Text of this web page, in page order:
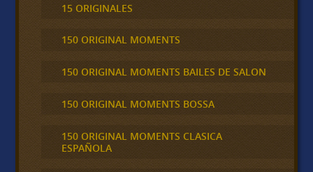
15 ORIGINALES
150 ORIGINAL MOMENTS
150 ORIGINAL MOMENTS BAILES DE SALON
150 ORIGINAL MOMENTS BOSSA
150 ORIGINAL MOMENTS CLASICA
ESPAÑOLA